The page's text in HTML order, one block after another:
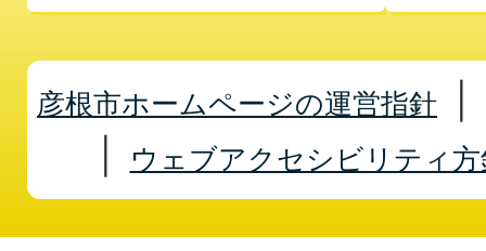
彦根市ホームページの運営指針
ウェブアクセシビリティ方